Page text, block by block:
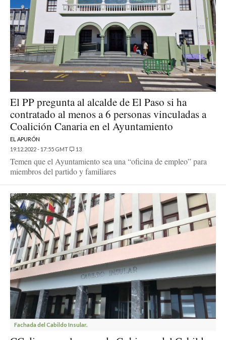
El PP pregunta al alcalde de El Paso si ha
contratado al menos a 6 personas vinculadas a
Coalición Canaria en el Ayuntamiento
EL APURÓN
19.12.2022 - 17:55 GMT
13
Temen que el Ayuntamiento sea una “oficina de empleo” para
miembros del partido y familiares
Fachada del Cabildo Insular.